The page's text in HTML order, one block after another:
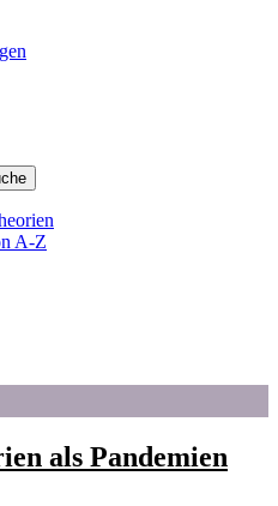
A-Z
als Pandemien